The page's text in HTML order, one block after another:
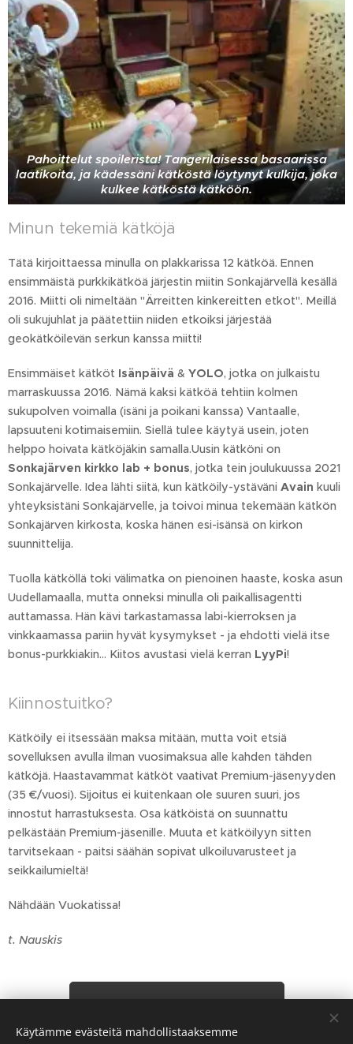
Pahoittelut spoilerista! Tangerilaisessa basaarissa
laatikoita, ja kädessäni kätköstä löytynyt kulkija, joka
kulkee kätköstä kätköön.
Minun tekemiä kätköjä
Tätä kirjoittaessa minulla on plakkarissa 12 kätköä. Ennen
ensimmäistä purkkikätköä järjestin miitin Sonkajärvellä kesällä
2016. Miitti oli nimeltään "Ärreitten kinkereitten etkot". Meillä
oli sukujuhlat ja päätettiin niiden etkoiksi järjestää
geokätköilevän serkun kanssa miitti!
Ensimmäiset kätköt Isänpäivä & YOLO, jotka on julkaistu
marraskuussa 2016. Nämä kaksi kätköä tehtiin kolmen
sukupolven voimalla (isäni ja poikani kanssa) Vantaalle,
lapsuuteni kotimaisemiin. Siellä tulee käytyä usein, joten
helppo hoivata kätköjäkin samalla.Uusin kätköni on
Sonkajärven kirkko lab + bonus, jotka tein joulukuussa 2021
Sonkajärvelle. Idea lähti siitä, kun kätköily-ystäväni Avain kuuli
yhteyksistäni Sonkajärvelle, ja toivoi minua tekemään kätkön
Sonkajärven kirkosta, koska hänen esi-isänsä on kirkon
suunnittelija.
Tuolla kätköllä toki välimatka on pienoinen haaste, koska asun
Uudellamaalla, mutta onneksi minulla oli paikallisagentti
auttamassa. Hän kävi tarkastamassa labi-kierroksen ja
vinkkaamassa pariin hyvät kysymykset - ja ehdotti vielä itse
bonus-purkkiakin... Kiitos avustasi vielä kerran LyyPi!
Kiinnostuitko?
Kätköily ei itsessään maksa mitään, mutta voit etsiä
sovelluksen avulla ilman vuosimaksua alle kahden tähden
kätköjä. Haastavammat kätköt vaativat Premium-jäsenyyden
(35 €/vuosi). Sijoitus ei kuitenkaan ole suuren suuri, jos
innostut harrastuksesta. Osa kätköistä on suunnattu
pelkästään Premium-jäsenille. Muuta et kätköilyyn sitten
tarvitsekaan - paitsi säähän sopivat ulkoiluvarusteet ja
seikkailumieltä!
Nähdään Vuokatissa!
t. Nauskis
Käytämme evästeitä mahdollistaaksemme